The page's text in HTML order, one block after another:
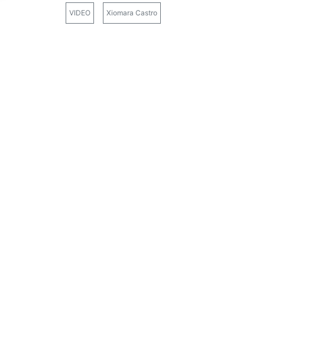
VIDEO Xiomara Castro